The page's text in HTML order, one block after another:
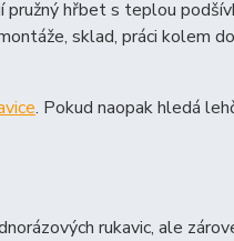
pružný hřbet s teplou
sklad, práci kolem
. Pokud naopak hledá
rukavic, ale